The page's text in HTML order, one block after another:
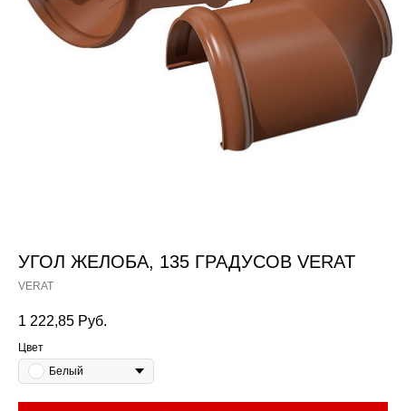
УГОЛ ЖЕЛОБА, 135 ГРАДУСОВ VERAT
VERAT
1 222,85 Руб.
Цвет
Белый